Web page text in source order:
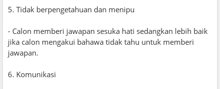
5. Tidak berpengetahuan dan menipu
- Calon memberi jawapan sesuka hati sedangkan lebih baik
jika calon mengakui bahawa tidak tahu untuk memberi
jawapan.
6. Komunikasi